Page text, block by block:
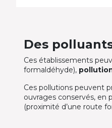
Des
Ces établissements
formaldéhyde),
Ces pollutions peuvent
ouvrages conservés, en
(proximité d’une route